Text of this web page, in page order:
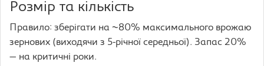
Розмір та кількість
Правило: зберігати на ~80% максимального врожаю
зернових (виходячи з 5-річної середньої). Запас 20%
— на критичні роки.